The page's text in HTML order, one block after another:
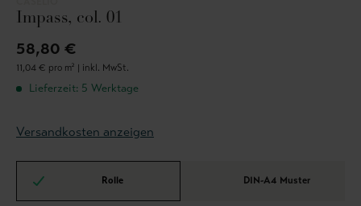
Impass, col. 01
58,80 €
11,04 € pro m² | inkl. MwSt.
Lieferzeit: 5 Werktage
Versandkosten anzeigen
Rolle DIN-A4 Muster